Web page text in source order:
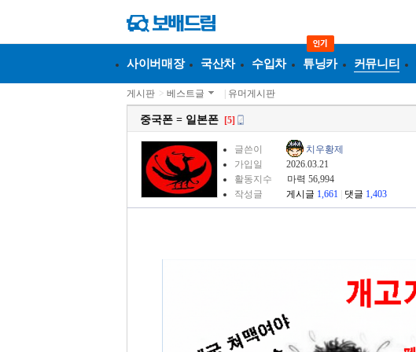
사이버매장 국산차 수입차 튜닝카 커뮤니티
게시판 > 베스트글 유머게시판
중국폰 = 일본폰 [5]
글쓴이
치우황제
가입일
2026.03.21
활동지수
마력 56,994
작성글
게시글 1,661 댓글 1,403